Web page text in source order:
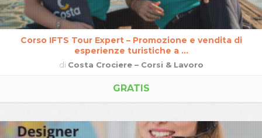
Corso IFTS Tour Expert – Promozione e vendita di
esperienze turistiche a ...
di Costa Crociere – Corsi & Lavoro
GRATIS